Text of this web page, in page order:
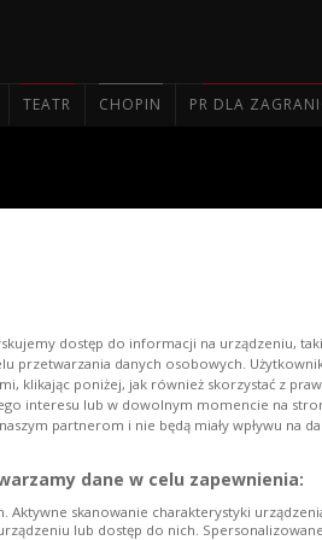
TEATR CHOPIN PR DLA
dostęp do informacji na urządzeniu,
przetwarzania danych osobowych.
klikając poniżej, jak również skorzystać z
interesu lub w dowolnym momencie na
partnerom i nie będą miały wpływu na
dane w celu zapewnienia:
Aktywne skanowanie charakterystyki
lub dostęp do nich.